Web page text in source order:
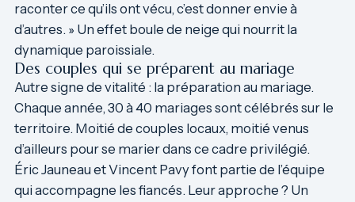
raconter ce qu’ils ont vécu, c’est donner envie à
d’autres. » Un effet boule de neige qui nourrit la
dynamique paroissiale.
Des couples qui se préparent au mariage
Autre signe de vitalité : la préparation au mariage.
Chaque année, 30 à 40 mariages sont célébrés sur le
territoire. Moitié de couples locaux, moitié venus
d’ailleurs pour se marier dans ce cadre privilégié.
Éric Jauneau et Vincent Pavy font partie de l’équipe
qui accompagne les fiancés. Leur approche ? Un